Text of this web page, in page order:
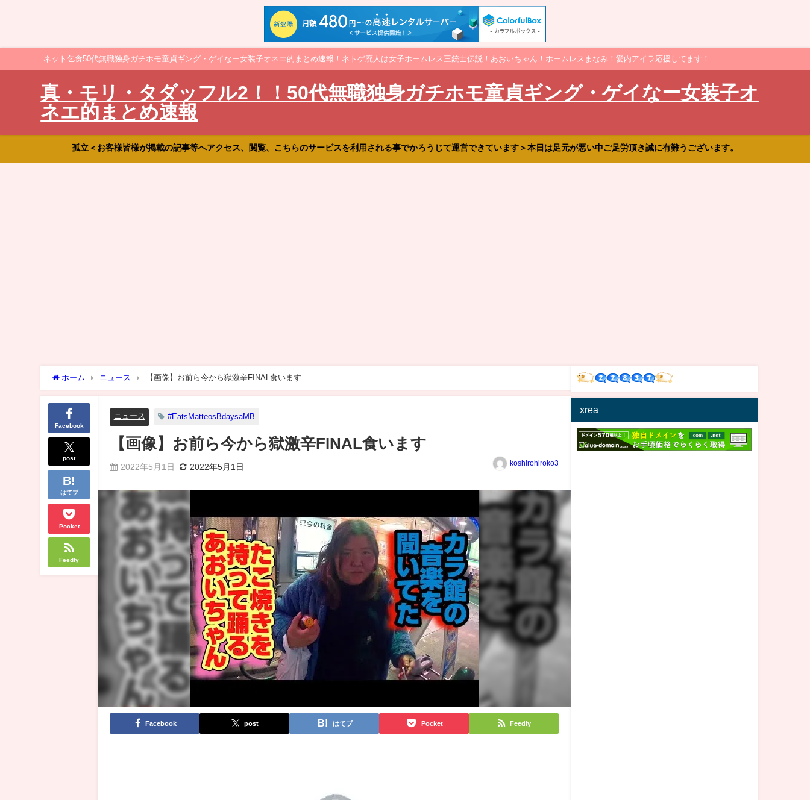
ネット乞食50代無職独身ガチホモ童貞ギング・ゲイなー女装子オネエ的まとめ速報！ネトゲ廃人は女子ホームレス三銃士伝説！あおいちゃん！ホームレスまなみ！愛内アイラ応援してます！
真・モリ・タダッフル2！！50代無職独身ガチホモ童貞ギング・ゲイなー女装子オ
ネエ的まとめ速報
孤立＜お客様皆様が掲載の記事等へアクセス、閲覧、こちらのサービスを利用される事でかろうじて運営できています＞本日は足元が悪い中ご足労頂き誠に有難うございます。
ホーム ニュース 【画像】お前ら今から獄激辛FINAL食います
Facebook
post
はてブ
Pocket
Feedly
ニュース #EatsMatteosBdaysaMB
【画像】お前ら今から獄激辛FINAL食います
2022年5月1日 2022年5月1日 koshirohiroko3
Facebook post はてブ Pocket Feedly
xrea